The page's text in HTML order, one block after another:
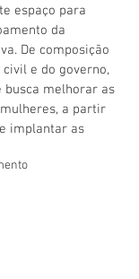
espaço para
da
De composição
e do governo,
busca melhorar as
a partir
implantar as